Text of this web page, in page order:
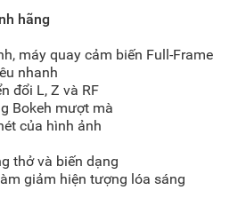
hãng
máy quay cảm biến Full-Frame
nhanh
đổi L, Z và RF
Bokeh mượt mà
của hình ảnh
thở và biến dạng
giảm hiện tượng lóa sáng